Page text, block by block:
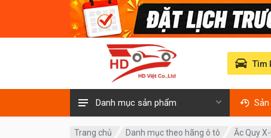
Danh mục sản phẩm
Tìm
Trang chủ Danh mục theo hãng ô tô Ắc Quy